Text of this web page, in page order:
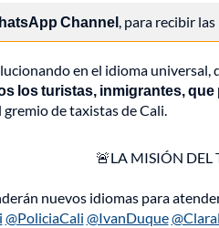
Channel, para recibir
en el idioma universal,
los turistas, inmigrantes,
de taxistas de Cali.
🚨LA MISIÓN DEL
nuevos idiomas para
@PoliciaCali @IvanDuque